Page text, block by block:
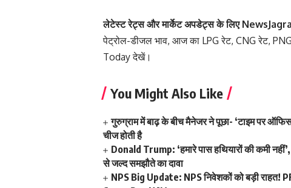
लेटेस्ट रेट्स और मार्केट अपडेट्स के लिए
पेट्रोल-डीजल भाव, आज का LPG रेट, CNG रेट,
Todayदेखें।
You Might Also Like
गुरुग्राम में बाढ़ के बीच मैनेजर ने पूछा- ‘टाइम पर
चीज होती है
Donald Trump: ‘हमारे पास हथियारों की कमी
से जल्द समझौते का दावा
NPS Big Update: NPS निवेशकों को बड़ी